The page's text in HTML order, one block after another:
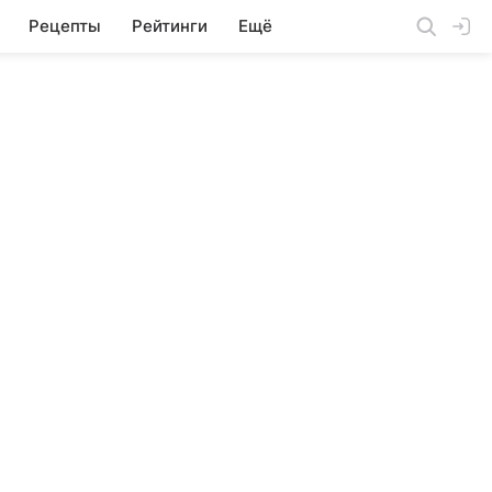
Рецепты Рейтинги Ещё